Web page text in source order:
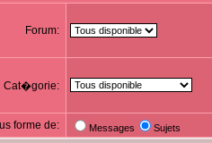
Forum:
Cat�gorie:
forme de: Messages Sujets